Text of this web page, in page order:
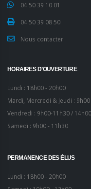
04 50 39 10 01
04 50 39 08 50
Nous contacter
HORAIRES D’OUVERTURE
Lundi : 18h00 - 20h00
Mardi, Mercredi & Jeudi :
Vendredi : 9h00-11h30 /
Samedi : 9h00 - 11h30
PERMANENCE DES ÉLUS
Lundi : 18h00 - 20h00